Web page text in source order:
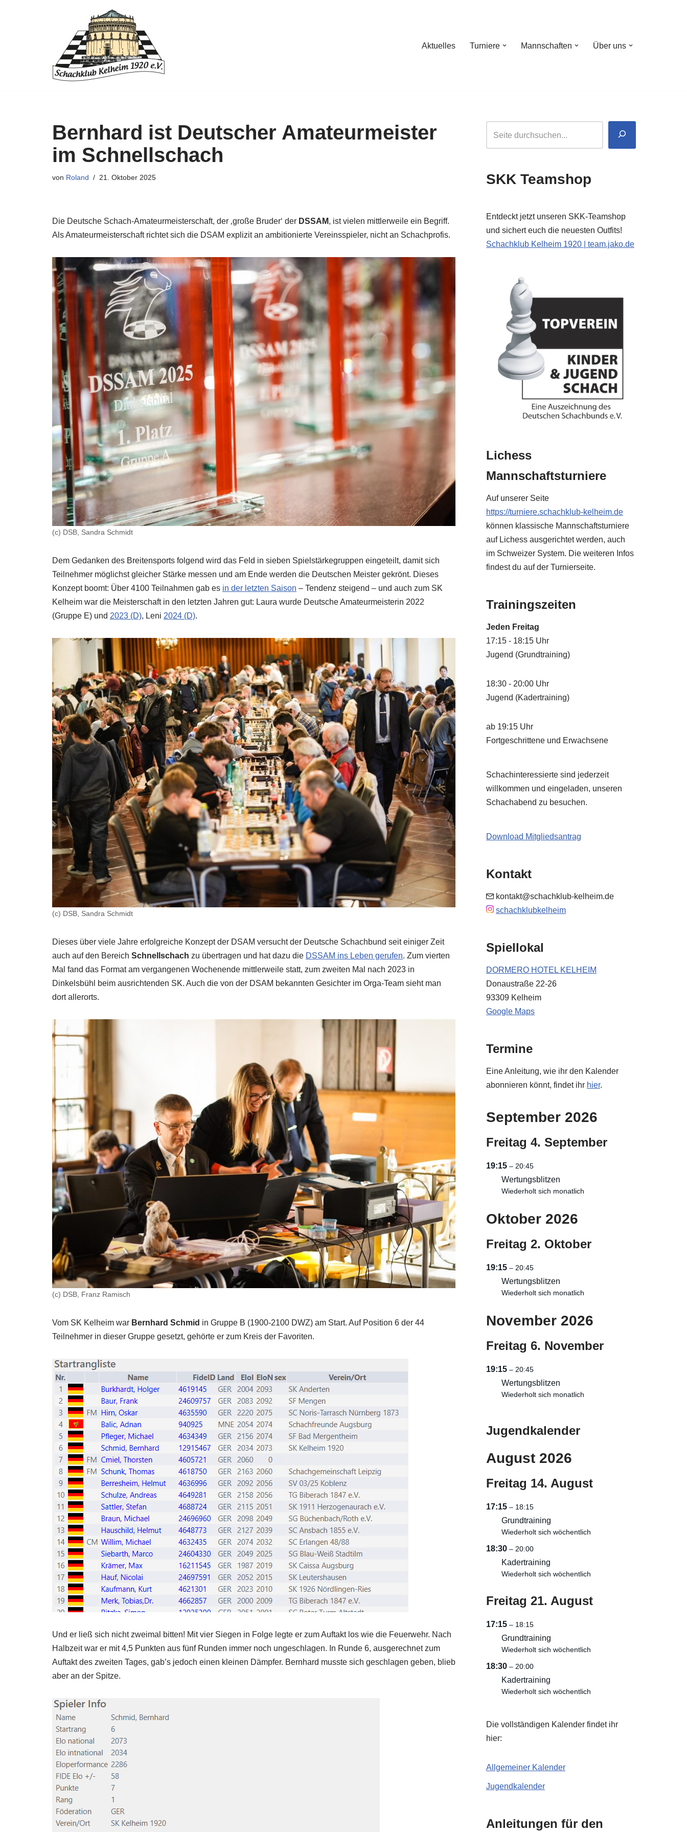
Aktuelles Turniere Mannschaften Über uns
Bernhard ist Deutscher Amateurmeister
im Schnellschach
von Roland 21. Oktober 2025
Die Deutsche Schach-Amateurmeisterschaft, der ‚große Bruder‘ der DSSAM, ist vielen mittlerweile ein Begriff.
Als Amateurmeisterschaft richtet sich die DSAM explizit an ambitionierte Vereinsspieler, nicht an Schachprofis.
(c) DSB, Sandra Schmidt
Dem Gedanken des Breitensports folgend wird das Feld in sieben Spielstärkegruppen eingeteilt, damit sich
Teilnehmer möglichst gleicher Stärke messen und am Ende werden die Deutschen Meister gekrönt. Dieses
Konzept boomt: Über 4100 Teilnahmen gab es in der letzten Saison – Tendenz steigend – und auch zum SK
Kelheim war die Meisterschaft in den letzten Jahren gut: Laura wurde Deutsche Amateurmeisterin 2022
(Gruppe E) und 2023 (D), Leni 2024 (D).
(c) DSB, Sandra Schmidt
Dieses über viele Jahre erfolgreiche Konzept der DSAM versucht der Deutsche Schachbund seit einiger Zeit
auch auf den Bereich Schnellschach zu übertragen und hat dazu die DSSAM ins Leben gerufen. Zum vierten
Mal fand das Format am vergangenen Wochenende mittlerweile statt, zum zweiten Mal nach 2023 in
Dinkelsbühl beim ausrichtenden SK. Auch die von der DSAM bekannten Gesichter im Orga-Team sieht man
dort allerorts.
(c) DSB, Franz Ramisch
Vom SK Kelheim war Bernhard Schmid in Gruppe B (1900-2100 DWZ) am Start. Auf Position 6 der 44
Teilnehmer in dieser Gruppe gesetzt, gehörte er zum Kreis der Favoriten.
Und er ließ sich nicht zweimal bitten! Mit vier Siegen in Folge legte er zum Auftakt los wie die Feuerwehr. Nach
Halbzeit war er mit 4,5 Punkten aus fünf Runden immer noch ungeschlagen. In Runde 6, ausgerechnet zum
Auftakt des zweiten Tages, gab’s jedoch einen kleinen Dämpfer. Bernhard musste sich geschlagen geben, blieb
aber an der Spitze.
SKK Teamshop
Entdeckt jetzt unseren SKK-Teamshop
und sichert euch die neuesten Outfits!
Schachklub Kelheim 1920 | team.jako.de
Lichess
Mannschaftsturniere
Auf unserer Seite
https://turniere.schachklub-kelheim.de
können klassische Mannschaftsturniere
auf Lichess ausgerichtet werden, auch
im Schweizer System. Die weiteren Infos
findest du auf der Turnierseite.
Trainingszeiten
Jeden Freitag
17:15 - 18:15 Uhr
Jugend (Grundtraining)
18:30 - 20:00 Uhr
Jugend (Kadertraining)
ab 19:15 Uhr
Fortgeschrittene und Erwachsene
Schachinteressierte sind jederzeit
willkommen und eingeladen, unseren
Schachabend zu besuchen.
Download Mitgliedsantrag
Kontakt
kontakt@schachklub-kelheim.de
schachklubkelheim
Spiellokal
DORMERO HOTEL KELHEIM
Donaustraße 22-26
93309 Kelheim
Google Maps
Termine
Eine Anleitung, wie ihr den Kalender
abonnieren könnt, findet ihr hier.
September 2026
Freitag 4. September
19:15 – 20:45
Wertungsblitzen
Wiederholt sich monatlich
Oktober 2026
Freitag 2. Oktober
19:15 – 20:45
Wertungsblitzen
Wiederholt sich monatlich
November 2026
Freitag 6. November
19:15 – 20:45
Wertungsblitzen
Wiederholt sich monatlich
Jugendkalender
August 2026
Freitag 14. August
17:15 – 18:15
Grundtraining
Wiederholt sich wöchentlich
18:30 – 20:00
Kadertraining
Wiederholt sich wöchentlich
Freitag 21. August
17:15 – 18:15
Grundtraining
Wiederholt sich wöchentlich
18:30 – 20:00
Kadertraining
Wiederholt sich wöchentlich
Die vollständigen Kalender findet ihr
hier:
Allgemeiner Kalender
Jugendkalender
Anleitungen für den